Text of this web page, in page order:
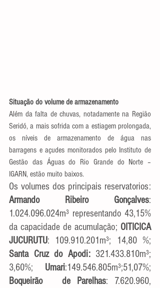
Situação do volume de armazenamento
Além da falta de chuvas, notadamente na Região
Seridó, a mais sofrida com a estiagem prolongada,
os níveis de armazenamento de água nas
barragens e açudes monitorados pelo Instituto de
Gestão das Águas do Rio Grande do Norte –
IGARN, estão muito baixos.
Armando Ribeiro Gonçalves:
1.024.096.024m³ representando 43,15%
da capacidade de acumulação; OITICICA
JUCURUTU
Santa Cruz do Apodi: 321.433.810m³;
3,60%; Umari
Boqueirão   de Parelhas: 7.620.960,